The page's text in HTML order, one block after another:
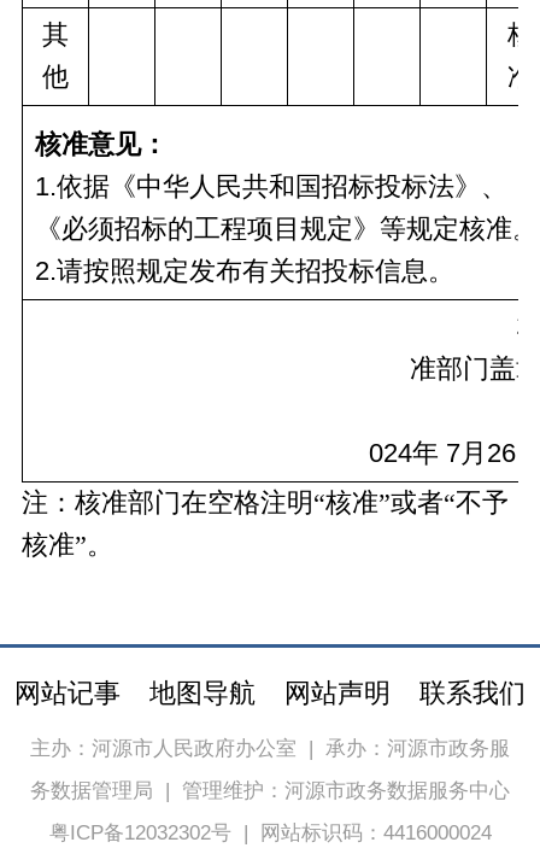
其
他
核
准
核准意见：
1.依据《中华人民共和国招标投标法》、
《必须招标的工程项目规定》等规定核准。
2.请按照规定发布有关招投标信息。
准部门盖
024年 7月 26
注：核准部门在空格注明“核准”或者“不予
核准”。
网站记事 地图导航 网站声明 联系我们
主办：河源市人民政府办公室 | 承办：河源市政务服
务数据管理局 | 管理维护：河源市政务数据服务中心
粤ICP备12032302号| 网站标识码：4416000024